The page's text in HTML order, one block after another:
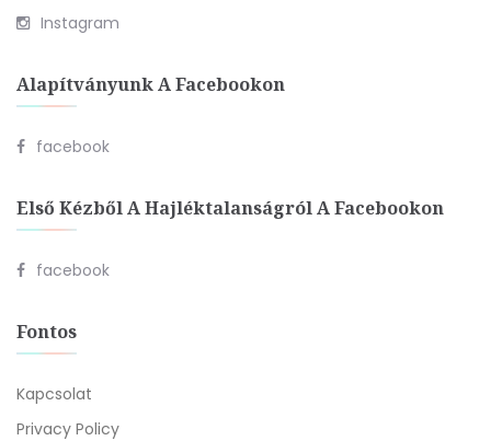
Instagram
Alapítványunk A Facebookon
facebook
Első Kézből A Hajléktalanságról A Facebookon
facebook
Fontos
Kapcsolat
Privacy Policy